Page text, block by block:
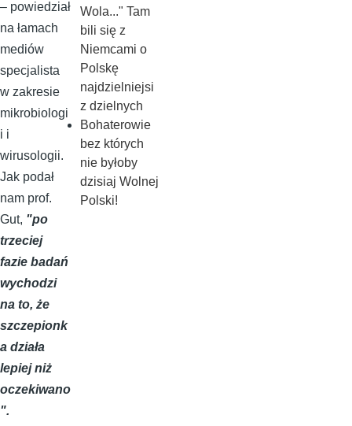
– powiedział
na łamach
mediów
specjalista
w zakresie
mikrobiologi
i i
wirusologii.
Jak podał
nam prof.
Gut, "po
trzeciej
fazie badań
wychodzi
na to, że
szczepionk
a działa
lepiej niż
oczekiwano
".
Wola..." Tam
bili się z
Niemcami o
Polskę
najdzielniejsi
z dzielnych
Bohaterowie
bez których
nie byłoby
dzisiaj Wolnej
Polski!